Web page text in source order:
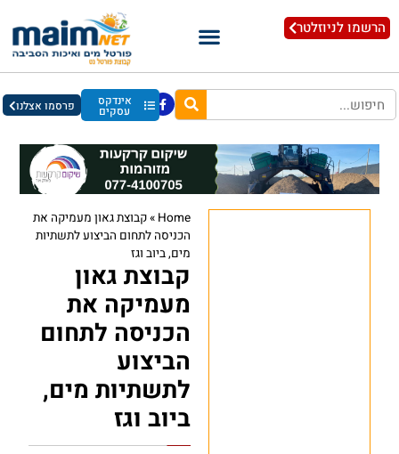
הרשמו לניוזלטר
אינדקס
עסקים פרסמו אצלנו
Home
»קבוצת גאון מעמיקה את
הכניסה לתחום הביצוע לתשתיות
מים, ביוב וגז
קבוצת גאון
מעמיקה את
הכניסה לתחום
הביצוע
לתשתיות מים,
ביוב וגז